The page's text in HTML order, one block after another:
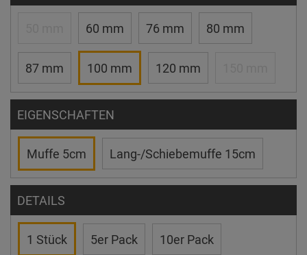
60 mm 76 mm 80 mm
87 mm 100 mm 120 mm
EIGENSCHAFTEN
Muffe 5cm Lang-/Schiebemuffe 15cm
DETAILS
1 Stück 5er Pack 10er Pack